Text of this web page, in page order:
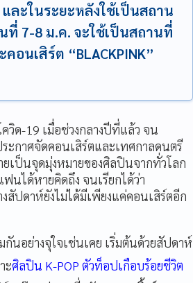
ละในระยะหลังใช้เป็นสถาน
ที่ 7-8 ม.ค. จะใช้เป็นสถานที่
อนเสิร์ต “BLACKPINK”
วิด-19 เมื่อช่วงกลางปีที่แล้ว จน
ะกาศจัดคอนเสิร์ตและเทศกาลดนตรี
เป็นจุดมุ่งหมายของศิลปินจากทั่วโลก
นได้หายคิดถึง จนเรียกได้ว่า
สัปดาห์ยังไม่ได้มีเพียงแค่คอนเสิร์ตอีก
อย่างจุใจเช่นเคย เริ่มต้นด้วยสัปดาห์
ะศิลปิน K-POP ตัวท็อปเกือบร้อยชีวิต